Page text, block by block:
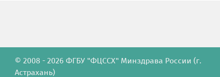
© 2008 - 2026 ФГБУ "ФЦССХ" Минздрава России (г.
Астрахань)